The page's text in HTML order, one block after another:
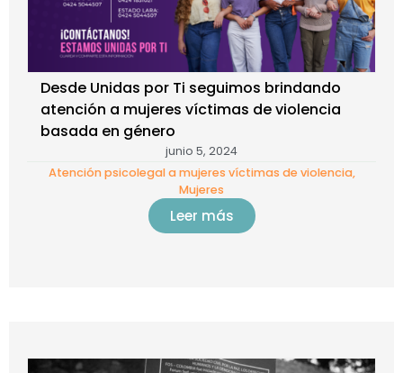
Desde Unidas por Ti seguimos brindando
atención a mujeres víctimas de violencia
basada en género
junio 5, 2024
Atención psicolegal a mujeres víctimas de violencia,
Mujeres
Leer más